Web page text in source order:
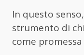
In questo
strumento di
come